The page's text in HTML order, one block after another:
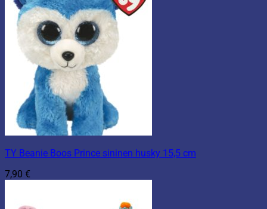
TY Beanie Boos Prince sininen husky 15,5 cm
7,90 €